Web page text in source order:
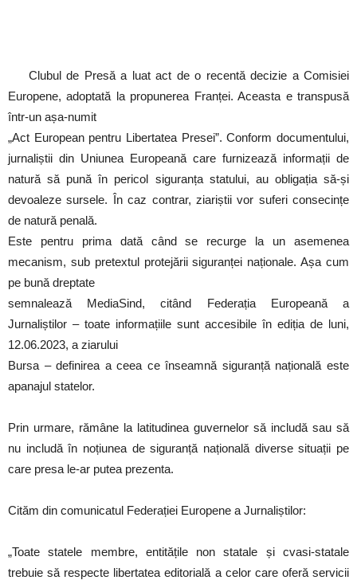
Clubul de Presă a luat act de o recentă decizie a Comisiei
Europene, adoptată la propunerea Franței. Aceasta e transpusă
într-un așa-numit
„Act European pentru Libertatea Presei”. Conform documentului,
jurnaliștii din Uniunea Europeană care furnizează informații de
natură să pună în pericol siguranța statului, au obligația să-și
devoaleze sursele. În caz contrar, ziariștii vor suferi consecințe
de natură penală.
Este pentru prima dată când se recurge la un asemenea
mecanism, sub pretextul protejării siguranței naționale. Așa cum
pe bună dreptate
semnalează MediaSind, citând Federația Europeană a
Jurnaliștilor – toate informațiile sunt accesibile în ediția de luni,
12.06.2023, a ziarului
Bursa – definirea a ceea ce înseamnă siguranță națională este
apanajul statelor.
Prin urmare, rămâne la latitudinea guvernelor să includă sau să
nu includă în noțiunea de siguranță națională diverse situații pe
care presa le-ar putea prezenta.
Cităm din comunicatul Federației Europene a Jurnaliștilor:
„Toate statele membre, entitățile non statale și cvasi-statale
trebuie să respecte libertatea editorială a celor care oferă servicii